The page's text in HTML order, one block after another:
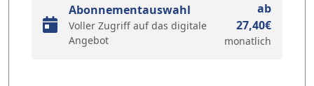
Abonnementauswahl
Voller Zugriff auf das digitale
Angebot
ab
27,40€
monatlich